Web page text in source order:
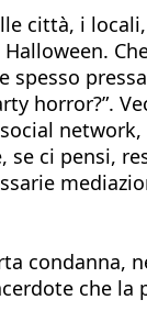
città, i
horror?”.
ci pensi,
condanna,
che